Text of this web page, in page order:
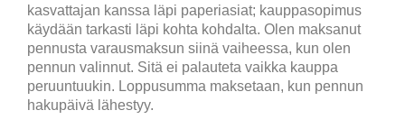
kasvattajan kanssa läpi paperiasiat; kauppasopimus
käydään tarkasti läpi kohta kohdalta. Olen maksanut
pennusta varausmaksun siinä vaiheessa, kun olen
pennun valinnut. Sitä ei palauteta vaikka kauppa
peruuntuukin. Loppusumma maksetaan, kun pennun
hakupäivä lähestyy.